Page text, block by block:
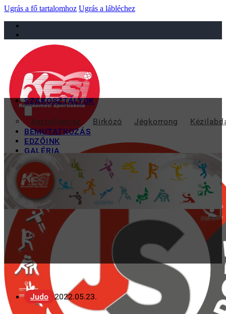
Ugrás a fő tartalomhoz Ugrás a lábléchez
sportiskola@juniorsportkft.hu
SZAKOSZTÁLYOK
Asztalitenisz Birkózó Jégkorrong
BEMUTATKOZÁS
EDZŐINK
GALÉRIA
TAO
KAPCSOLAT
Judo 2022.05.23.